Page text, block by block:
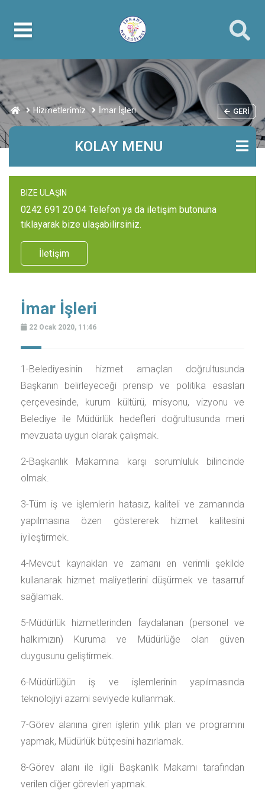
Hi̇zmetleri̇mi̇z İmar İşleri GERI
KOLAY MENU
BIZE ULAŞIN
0242 691 20 04 Telefon ya da iletişim butonuna
tıklayarak bize ulaşabilirsiniz.
İletişim
İmar İşleri
22 Ocak 2020, 11:46
1-Belediyesinin hizmet amaçları doğrultusunda
Başkanın belirleyeceği prensip ve politika esasları
çerçevesinde, kurum kültürü, misyonu, vizyonu ve
Belediye ile Müdürlük hedefleri doğrultusunda meri
mevzuata uygun olarak çalışmak.
2-Başkanlık Makamına karşı sorumluluk bilincinde
olmak.
3-Tüm iş ve işlemlerin hatasız, kaliteli ve zamanında
yapılmasına özen göstererek hizmet kalitesini
iyileştirmek.
4-Mevcut kaynakları ve zamanı en verimli şekilde
kullanarak hizmet maliyetlerini düşürmek ve tasarruf
sağlamak.
5-Müdürlük hizmetlerinden faydalanan (personel ve
halkımızın) Kuruma ve Müdürlüğe olan güven
duygusunu geliştirmek.
6-Müdürlüğün iş ve işlemlerinin yapılmasında
teknolojiyi azami seviyede kullanmak.
7-Görev alanına giren işlerin yıllık plan ve programını
yapmak, Müdürlük bütçesini hazırlamak.
8-Görev alanı ile ilgili Başkanlık Makamı tarafından
verilen diğer görevleri yapmak.